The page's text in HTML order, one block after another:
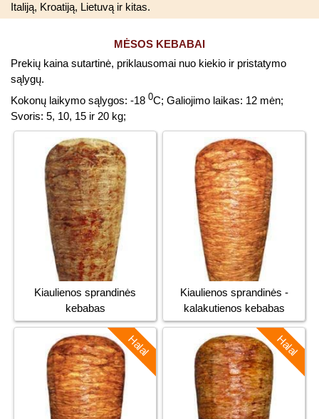
Italiją, Kroatiją, Lietuvą ir kitas.
MĖSOS KEBABAI
Prekių kaina sutartinė, priklausomai nuo kiekio ir pristatymo
sąlygų.
Kokonų laikymo sąlygos: -18 0C; Galiojimo laikas: 12 mėn;
Svoris: 5, 10, 15 ir 20 kg;
Kiaulienos sprandinės
kebabas
Kiaulienos sprandinės -
kalakutienos kebabas
Halal Halal